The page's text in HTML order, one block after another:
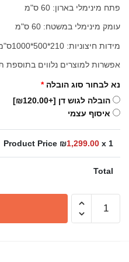
פתח מינימלי בארון: 60 ס"מ
עומק מינימלי במשטח: 60 ס"מ
מידות חיצוניות: 210*500*1000ס"מ
אפשרות למוצרים נלווים בתוספת
נא לבחור סוג הובלה *
הובלה לגוש דן [+₪120.00]
איסוף עצמי
Product Price ₪1,299.00 x 1
Total